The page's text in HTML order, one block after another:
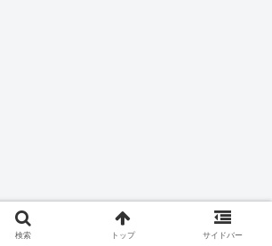
検索 トップ サイドバー